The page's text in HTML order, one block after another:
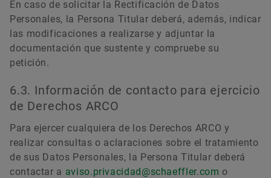
En caso de solicitar la Rectificación de Datos
Personales, la Persona Titular deberá, además, indicar
las modificaciones a realizarse y adjuntar la
documentación que sustente y compruebe su
petición.
6.3. Información de contacto para ejercicio
de Derechos ARCO
Para ejercer cualquiera de los Derechos ARCO y
realizar consultas o aclaraciones sobre el tratamiento
de sus Datos Personales, la Persona Titular deberá
contactar a aviso.privacidad@schaeffler.com o